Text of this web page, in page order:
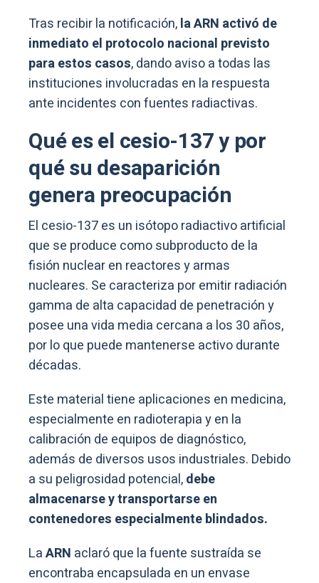
Tras recibir la notificación,la ARN activó de
inmediato el protocolo nacional previsto
para estos casos, dando aviso a todas las
instituciones involucradas en la respuesta
ante incidentes con fuentes radiactivas.
Qué es el cesio-137 y por
qué su desaparición
genera preocupación
El cesio-137 es un isótopo radiactivo artificial
que se produce como subproducto de la
fisión nuclear en reactores y armas
nucleares. Se caracteriza por emitir radiación
gamma de alta capacidad de penetración y
posee una vida media cercana a los 30 años,
por lo que puede mantenerse activo durante
décadas.
Este material tiene aplicaciones en medicina,
especialmente en radioterapia y en la
calibración de equipos de diagnóstico,
además de diversos usos industriales. Debido
a su peligrosidad potencial,debe
almacenarse y transportarse en
contenedores especialmente blindados.
LaARN aclaró que la fuente sustraída se
encontraba encapsulada en un envase